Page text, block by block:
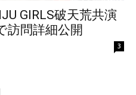
GIRLS破天荒共演
訪問詳細公開
3